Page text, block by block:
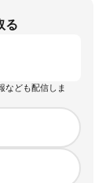
る
なども配信しま